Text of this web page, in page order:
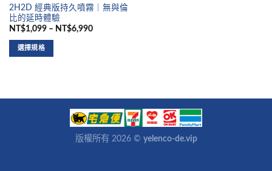
2H2D 經典版持久噴霧｜無與倫
比的延時體驗
NT$1,099 – NT$6,990
選擇規格
版權所有 2026 © yelenco-de.vip